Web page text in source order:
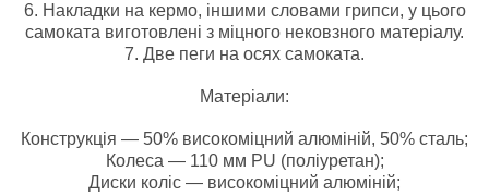
6. Накладки на кермо, іншими словами грипси, у цього
самоката виготовлені з міцного нековзного матеріалу.
7. Две пеги на осях самоката.
Матеріали:
Конструкція — 50% високоміцний алюміній, 50% сталь;
Колеса — 110 мм PU (поліуретан);
Диски коліс — високоміцний алюміній;